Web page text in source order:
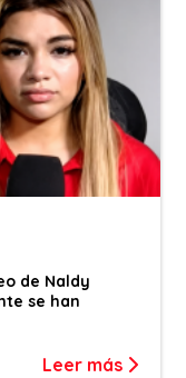
de Naldy
se han
Leer más